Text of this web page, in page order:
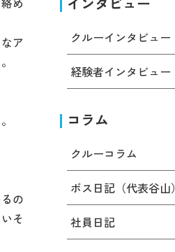
ア
の
そ
クルーインタビュー
経験者インタビュー
コラム
クルーコラム
ボス日記（代表谷山）
社員日記